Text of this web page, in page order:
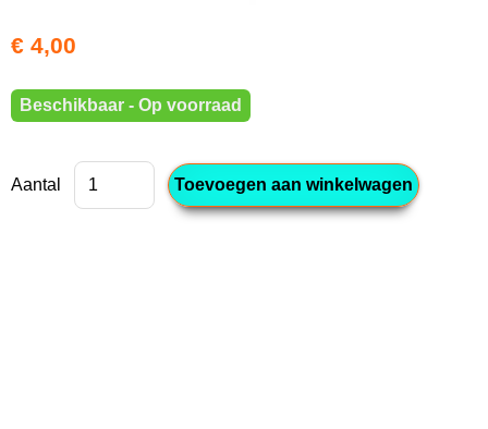
€ 4,00
Beschikbaar - Op voorraad
Aantal